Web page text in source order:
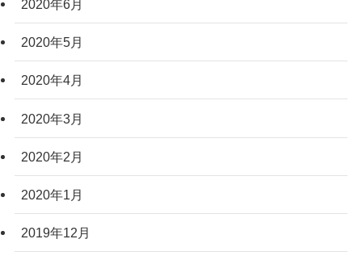
2020年6月
2020年5月
2020年4月
2020年3月
2020年2月
2020年1月
2019年12月